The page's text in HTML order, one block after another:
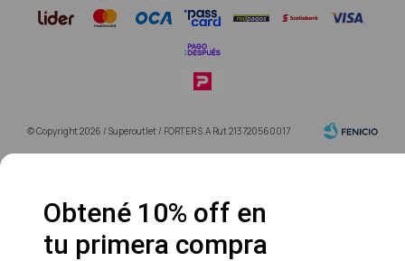
© Copyright 2026 / Superoutlet / FORTER S.A Rut 213720560017
Obtené 10% off en
tu primera compra